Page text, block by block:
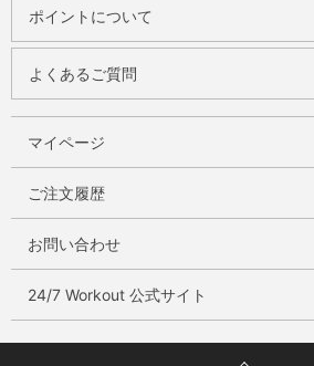
ポイントについて
よくあるご質問
マイページ
ご注文履歴
お問い合わせ
24/7 Workout 公式サイト